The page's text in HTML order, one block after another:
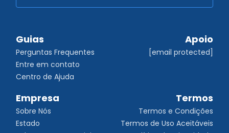
Guias
Perguntas Frequentes
Entre em contato
Centro de Ajuda
Apoio
[email protected]
Empresa
Sobre Nós
Estado
Termos
Termos e Condições
Termos de Uso Aceitáveis